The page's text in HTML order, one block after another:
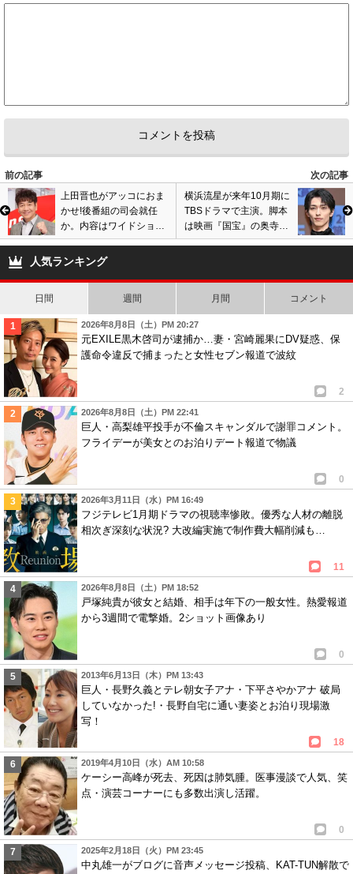
前の記事
次の記事
上田晋也がアッコにおま
かせ!後番組の司会就任
か。内容はワイドショー
で視聴率獲得目指す? サ
ンジャポと被り指摘も…
横浜流星が来年10月期に
TBSドラマで主演。脚本
は映画『国宝』の奥寺佐
渡子か。
人気ランキング
日間 週間 月間 コメント
2026年8月8日（土）PM 20:27
元EXILE黒木啓司が逮捕か…妻・宮崎麗果にDV疑惑、保
護命令違反で捕まったと女性セブン報道で波紋
2
2026年8月8日（土）PM 22:41
巨人・高梨雄平投手が不倫スキャンダルで謝罪コメント。
フライデーが美女とのお泊りデート報道で物議
0
2026年3月11日（水）PM 16:49
フジテレビ1月期ドラマの視聴率惨敗。優秀な人材の離脱
相次ぎ深刻な状況? 大改編実施で制作費大幅削減も…
11
2026年8月8日（土）PM 18:52
戸塚純貴が彼女と結婚、相手は年下の一般女性。熱愛報道
から3週間で電撃婚。2ショット画像あり
0
2013年6月13日（木）PM 13:43
巨人・長野久義とテレ朝女子アナ・下平さやかアナ 破局
していなかった!・長野自宅に通い妻姿とお泊り現場激
写！
18
2019年4月10日（水）AM 10:58
ケーシー高峰が死去、死因は肺気腫。医事漫談で人気、笑
点・演芸コーナーにも多数出演し活躍。
0
2025年2月18日（火）PM 23:45
中丸雄一がブログに音声メッセージ投稿、KAT-TUN解散で